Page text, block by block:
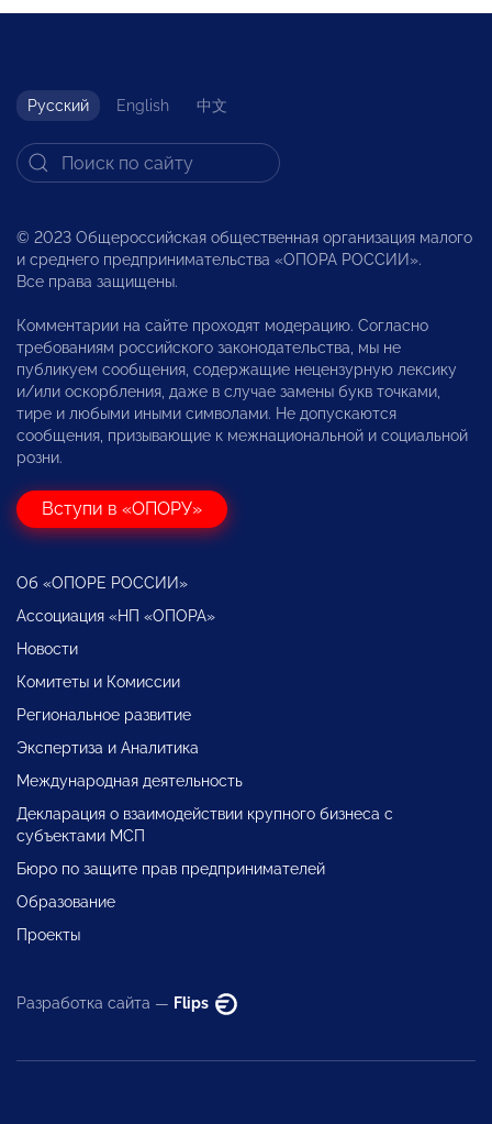
Русский English 中文
© 2023 Общероссийская общественная организация малого
и среднего предпринимательства «ОПОРА РОССИИ».
Все права защищены.
Комментарии на сайте проходят модерацию. Согласно
требованиям российского законодательства, мы не
публикуем сообщения, содержащие нецензурную лексику
и/или оскорбления, даже в случае замены букв точками,
тире и любыми иными символами. Не допускаются
сообщения, призывающие к межнациональной и социальной
розни.
Вступи в «ОПОРУ»
Об «ОПОРЕ РОССИИ»
Ассоциация «НП «ОПОРА»
Новости
Комитеты и Комиссии
Региональное развитие
Экспертиза и Аналитика
Международная деятельность
Декларация о взаимодействии крупного бизнеса с
субъектами МСП
Бюро по защите прав предпринимателей
Образование
Проекты
Разработка сайта — Flips